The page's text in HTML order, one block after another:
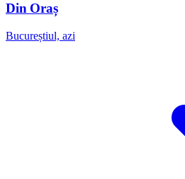
Din Oraș
Bucureștiul, azi